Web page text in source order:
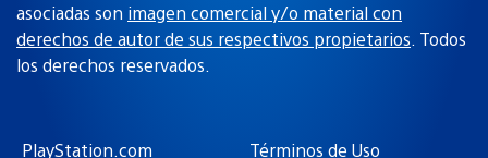
asociadas son imagen comercial y/o material con
derechos de autor de sus respectivos propietarios. Todos
los derechos reservados.
PlayStation.com Términos de Uso